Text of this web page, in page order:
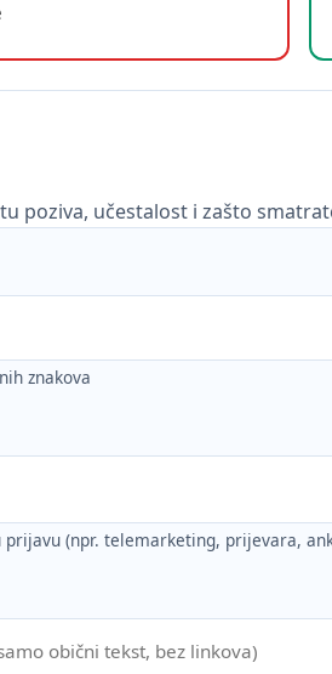
poziva, učestalost i zašto
znakova
(npr. telemarketing, prijevara,